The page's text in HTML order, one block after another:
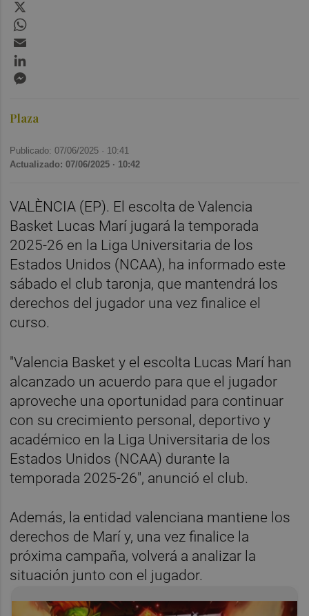
Plaza
Publicado: 07/06/2025 · 10:41
Actualizado: 07/06/2025 · 10:42
VALÈNCIA (EP). El escolta de Valencia
Basket Lucas Marí jugará la temporada
2025-26 en la Liga Universitaria de los
Estados Unidos (NCAA), ha informado este
sábado el club taronja, que mantendrá los
derechos del jugador una vez finalice el
curso.
"Valencia Basket y el escolta Lucas Marí han
alcanzado un acuerdo para que el jugador
aproveche una oportunidad para continuar
con su crecimiento personal, deportivo y
académico en la Liga Universitaria de los
Estados Unidos (NCAA) durante la
temporada 2025-26", anunció el club.
Además, la entidad valenciana mantiene los
derechos de Marí y, una vez finalice la
próxima campaña, volverá a analizar la
situación junto con el jugador.